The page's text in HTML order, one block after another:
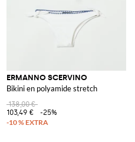
ERMANNO SCERVINO
Bikini en polyamide stretch
138,00 €
103,49 €
-25%